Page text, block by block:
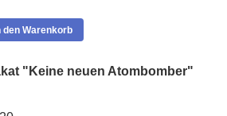
den Warenkorb
"Keine neuen Atombomber"